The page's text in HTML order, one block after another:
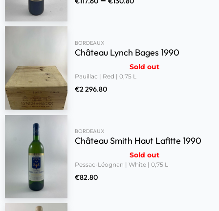
BORDEAUX
Château Lynch Bages 1990
Sold out
Pauillac | Red | 0,75 L
€2 296.80
BORDEAUX
Château Smith Haut Lafitte 1990
Sold out
Pessac-Léognan | White | 0,75 L
€82.80